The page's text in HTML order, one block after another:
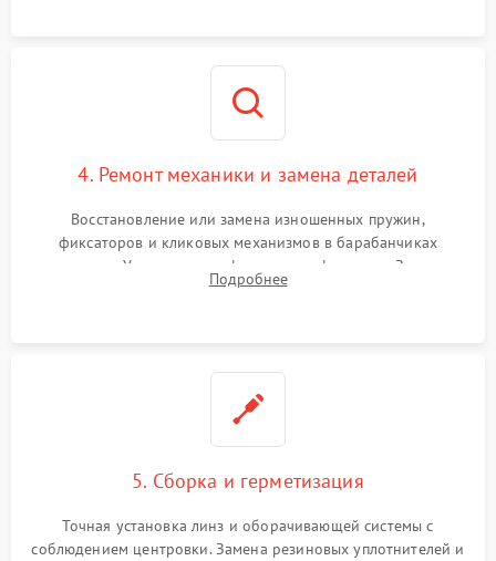
4. Ремонт механики и замена деталей
Восстановление или замена изношенных пружин,
фиксаторов и кликовых механизмов в барабанчиках
поправок. Устранение люфтов в трансфокаторе. Замена
поврежденных линз, разбитой сетки или восстановление
Подробнее
5. Сборка и герметизация
Точная установка линз и оборачивающей системы с
соблюдением центровки. Замена резиновых уплотнителей и